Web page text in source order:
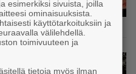
esimerkiksi sivuista, joilla
ominaisuuksista.
käyttötarkoituksiin ja
välilehdellä.
toimivuuteen ja
tietoja myös ilman